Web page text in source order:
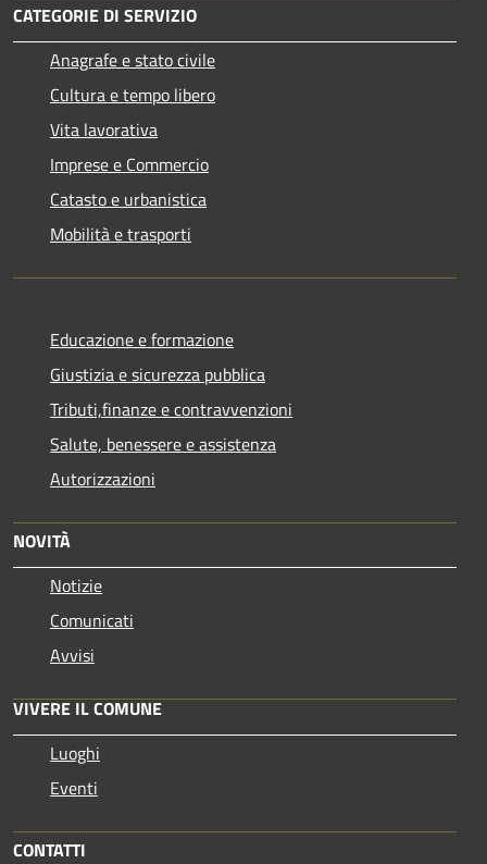
CATEGORIE DI SERVIZIO
Anagrafe e stato civile
Cultura e tempo libero
Vita lavorativa
Imprese e Commercio
Catasto e urbanistica
Mobilità e trasporti
Educazione e formazione
Giustizia e sicurezza pubblica
Tributi,finanze e contravvenzioni
Salute, benessere e assistenza
Autorizzazioni
NOVITÀ
Notizie
Comunicati
Avvisi
VIVERE IL COMUNE
Luoghi
Eventi
CONTATTI